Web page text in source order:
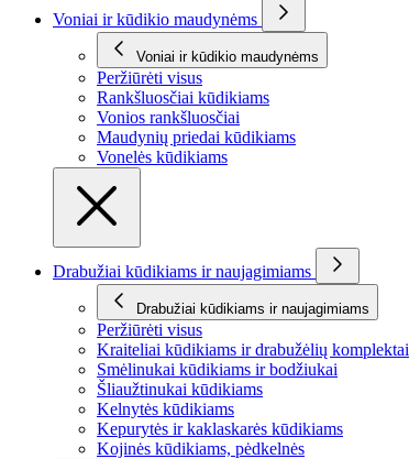
Voniai ir kūdikio maudynėms
Voniai ir kūdikio maudynėms
Peržiūrėti visus
Rankšluosčiai kūdikiams
Vonios rankšluosčiai
Maudynių priedai kūdikiams
Vonelės kūdikiams
Drabužiai kūdikiams ir naujagimiams
Drabužiai kūdikiams ir naujagimiams
Peržiūrėti visus
Kraiteliai kūdikiams ir drabužėlių komplektai
Smėlinukai kūdikiams ir bodžiukai
Šliaužtinukai kūdikiams
Kelnytės kūdikiams
Kepurytės ir kaklaskarės kūdikiams
Kojinės kūdikiams, pėdkelnės